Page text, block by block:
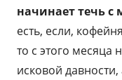
начинает течь с
есть, если,
то с этого месяца
исковой давности,